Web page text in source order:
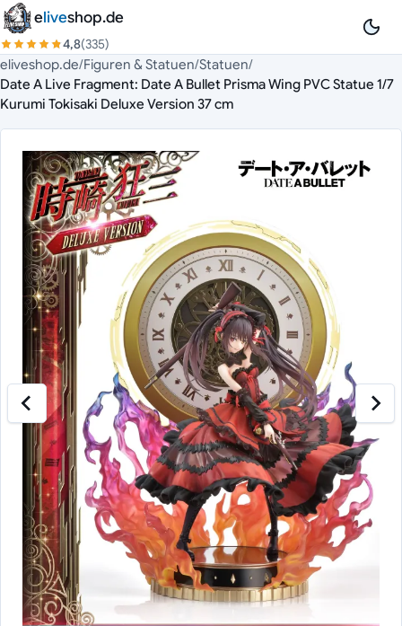
Zum Inhalt springen
eliveshop.de
4,8(335)
eliveshop.de/Figuren & Statuen/Statuen/
Date A Live Fragment: Date A Bullet Prisma Wing PVC Statue 1/7
Kurumi Tokisaki Deluxe Version 37 cm